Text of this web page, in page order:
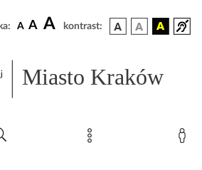
A A A kontrast:
Miasto Kraków